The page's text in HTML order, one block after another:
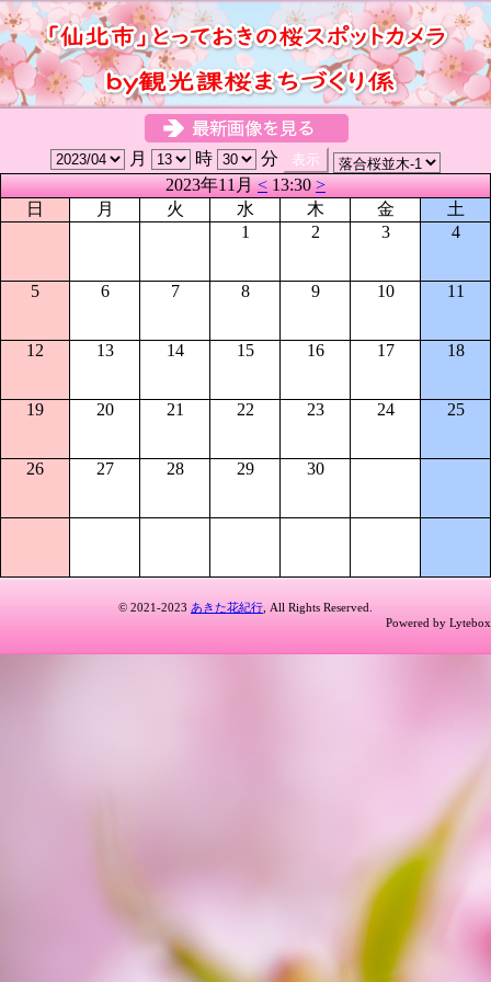
月 時
分
2023年11月<13:30>
日
月 火 水 木 金
土
1
2 3 4
5 6 7 8 9 10 11
12 13 14 15 16 17 18
19 20 21 22 23 24 25
26 27 28 29 30
© 2021-2023 あきた花紀行 , All Rights Reserved.
Powered by Lytebox